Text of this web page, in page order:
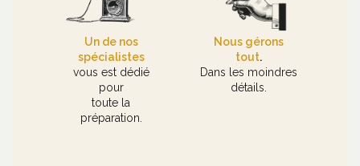
Un de nos
spécialistes
vous est dédié
pour
toute la
préparation.
Nous gérons
tout.
Dans les moindres
détails.